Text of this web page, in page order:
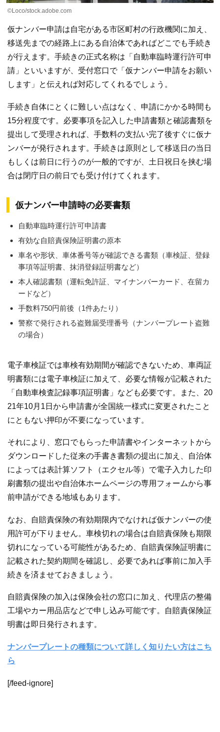
©Loco/stock.adobe.com
仮ナンバー申請は自宅がある市区町村の行政機関に加え、
移送先までの経路上にある自治体であればどこでも手続き
が行えます。手続きの正式名称は「自動車臨時運行許可申
請」といいますが、受付窓口で「仮ナンバー申請をお願い
します」と伝えれば対応してくれるでしょう。
手続き自体にとくに難しい点はなく、申請にかかる時間も
15分程度です。必要事項を記入した申請書類と確認書類を
提出して受理されれば、手数料の支払い完了後すぐに仮ナ
ンバーが発行されます。手続きは原則として移送日の当日
もしくは前日に行うのが一般的ですが、土日祝日を挟む場
合は閉庁日の前日でも受け付けてくれます。
仮ナンバー申請時の必要書類
自動車臨時運行許可申請書
有効な自賠責保険証明書の原本
車名や形状、車体番号等が確認できる書類（車検証、登録
事項等証明書、抹消登録証明書など）
本人確認書類（運転免許証、マイナンバーカード、在留カ
ードなど）
手数料750円前後（1件あたり）
警察で発行される盗難届受理番号（ナンバープレート盗難
の場合）
電子車検証では車検有効期間が確認できないため、車両証
明書類には電子車検証に加えて、必要な情報が記載された
「自動車検査記録事項証明書」なども必要です。また、20
21年10月1日から申請書が全国統一様式に変更されたこと
にともない押印が不要になっています。
それにより、窓口でもらった申請書やインターネットから
ダウンロードした従来の手書き書類の提出に加え、自治体
によっては表計算ソフト（エクセル等）で電子入力した印
刷書類の提出や自治体ホームページの専用フォームから事
前申請ができる地域もあります。
なお、自賠責保険の有効期限内でなければ仮ナンバーの使
用許可が下りません。車検切れの場合は自賠責保険も期限
切れになっている可能性があるため、自賠責保険証明書に
記載された契約期間を確認し、必要であれば事前に加入手
続きを済ませておきましょう。
自賠責保険の加入は保険会社の窓口に加え、代理店の整備
工場やカー用品店などで申し込み可能です。自賠責保険証
明書は即日発行されます。
ナンバープレートの種類について詳しく知りたい方はこち
ら
[/feed-ignore]